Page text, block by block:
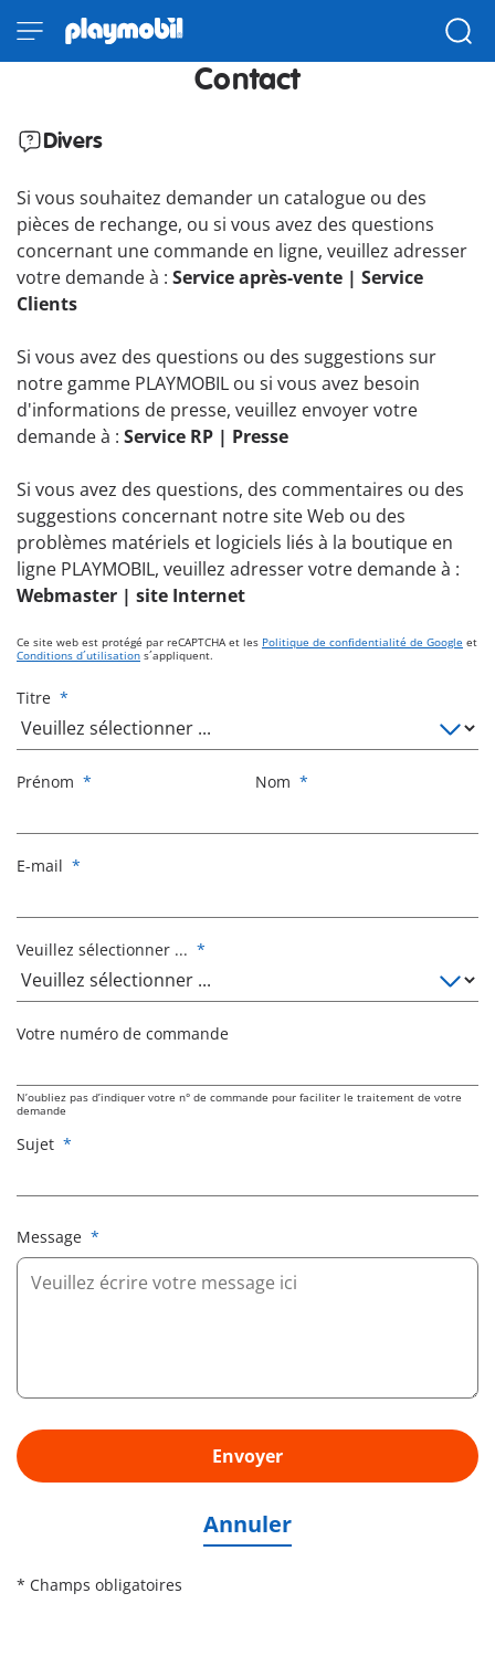
Contact
Divers
Si vous souhaitez demander un catalogue ou des
pièces de rechange, ou si vous avez des questions
concernant une commande en ligne, veuillez adresser
votre demande à : Service après-vente | Service
Clients
Si vous avez des questions ou des suggestions sur
notre gamme PLAYMOBIL ou si vous avez besoin
d'informations de presse, veuillez envoyer votre
demande à : Service RP | Presse
Si vous avez des questions, des commentaires ou des
suggestions concernant notre site Web ou des
problèmes matériels et logiciels liés à la boutique en
ligne PLAYMOBIL, veuillez adresser votre demande à :
Webmaster | site Internet
Ce site web est protégé par reCAPTCHA et les Politique de confidentialité de Google et
Conditions d´utilisation s´appliquent.
Titre *
Prénom * Nom *
E-mail *
Veuillez sélectionner ... *
Votre numéro de commande
N’oubliez pas d’indiquer votre n° de commande pour faciliter le traitement de votre
demande
Sujet *
Message *
Envoyer
Annuler
* Champs obligatoires